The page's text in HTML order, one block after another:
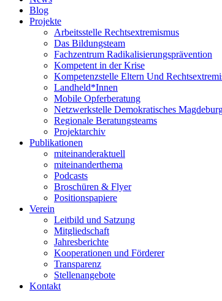
Blog
Projekte
Arbeitsstelle Rechtsextremismus
Das Bildungsteam
Fachzentrum Radikalisierungsprävention
Kompetent in der Krise
Kompetenzstelle Eltern Und
Landheld*Innen
Mobile Opferberatung
Netzwerkstelle Demokratisches
Regionale Beratungsteams
Projektarchiv
Publikationen
miteinanderaktuell
miteinanderthema
Podcasts
Broschüren & Flyer
Positionspapiere
Verein
Leitbild und Satzung
Mitgliedschaft
Jahresberichte
Kooperationen und Förderer
Transparenz
Stellenangebote
Kontakt